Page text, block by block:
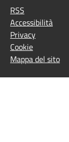
RSS
Accessibilità
Privacy
Cookie
Mappa del sito